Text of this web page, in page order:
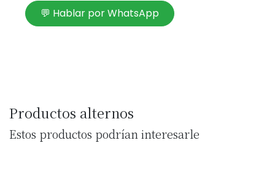
💬 Hablar por WhatsApp
Productos alternos
Estos productos podrían interesarle